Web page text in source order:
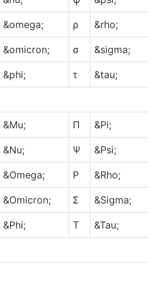
&omega; ρ &rho;
&omicron; σ &sigma;
&phi; τ &tau;
&Mu; Π &Pi;
&Nu; Ψ &Psi;
&Omega; Ρ &Rho;
&Omicron; Σ &Sigma;
&Phi; Τ &Tau;